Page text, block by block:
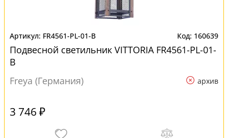
FR4561-PL-01-B 160639
Подвесной светильник VITTORIA FR4561-PL-01-
B
Freya (Германия)
архив
3 746 ₽